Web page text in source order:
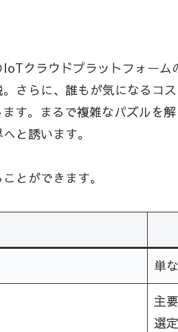
クラウドプラットフォー
さらに、誰もが気になるコ
。まるで複雑なパズルを
と誘います。
とができます。
単
主
選